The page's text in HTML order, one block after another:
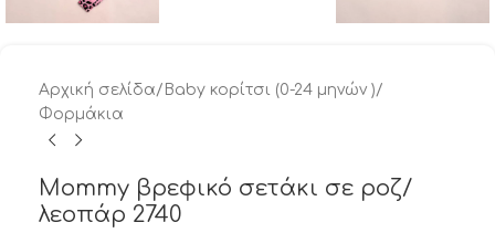
Αρχική σελίδα/ Baby κορίτσι (0-24 μηνών )/
Φορμάκια
Mommy βρεφικό σετάκι σε ροζ/
λεοπάρ 2740